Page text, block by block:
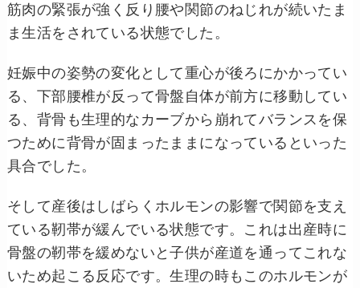
筋肉の緊張が強く反り腰や関節のねじれが続いたま
ま生活をされている状態でした。
妊娠中の姿勢の変化として重心が後ろにかかってい
る、下部腰椎が反って骨盤自体が前方に移動してい
る、背骨も生理的なカーブから崩れてバランスを保
つために背骨が固まったままになっているといった
具合でした。
そして産後はしばらくホルモンの影響で関節を支え
ている靭帯が緩んでいる状態です。これは出産時に
骨盤の靭帯を緩めないと子供が産道を通ってこれな
いため起こる反応です。生理の時もこのホルモンが